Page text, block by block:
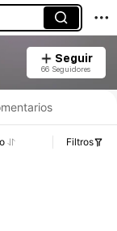
Seguir
66 Seguidores
Filtros